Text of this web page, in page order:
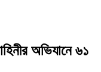
অভিযানে ৬১